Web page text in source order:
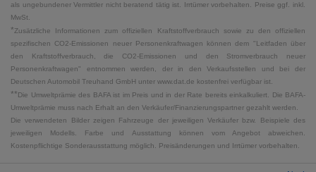
als ungebundener Vermittler nicht beratend tätig ist. Irrtümer vorbehalten. Preise ggf. inkl.
MwSt.
*Zusätzliche Informationen zum offiziellen Kraftstoffverbrauch sowie zu den offiziellen
spezifischen CO2-Emissionen neuer Personenkraftwagen können dem "Leitfaden über
den Kraftstoffverbrauch, die CO2-Emissionen und den Stromverbrauch neuer
Personenkraftwagen" entnommen werden, der in den Verkaufsstellen und bei der
Deutschen Automobil Treuhand GmbH unter www.dat.de kostenfrei verfügbar ist.
**Die Umweltprämie des BAFA ist im Preis und in der Rate bereits einkalkuliert. Die BAFA-
Umweltprämie muss nach Erhalt an den Verkäufer/Finanzierungspartner gezahlt werden.
Die verwendeten Bilder zeigen Fahrzeuge der jeweiligen Verkäufer bzw. Beispiele des
jeweiligen Modells. Farbe und Ausstattung können vom Angebot abweichen.
Kostenpflichtige Sonderausstattung möglich. Preisänderungen und Irrtümer vorbehalten.